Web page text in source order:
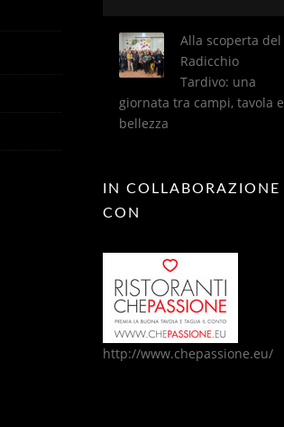
Alla scoperta del
Radicchio
Tardivo: una
giornata tra campi, tavola e
bellezza
IN COLLABORAZIONE
CON
http://www.chepassione.eu/